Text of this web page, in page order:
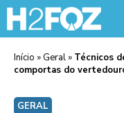
Início » Geral » Técnicos
comportas do
GERAL